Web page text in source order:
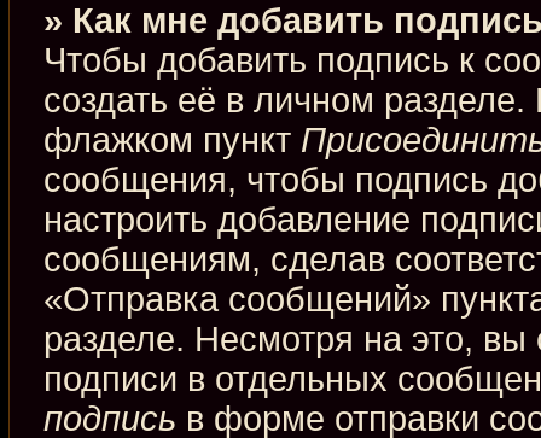
» Как мне добавить
Чтобы добавить подпись к
создать её в личном
флажком пункт
сообщения, чтобы подпись
настроить добавление
сообщениям, сделав
«Отправка сообщений»
разделе. Несмотря на это,
подписи в отдельных
подпись в форме отправки